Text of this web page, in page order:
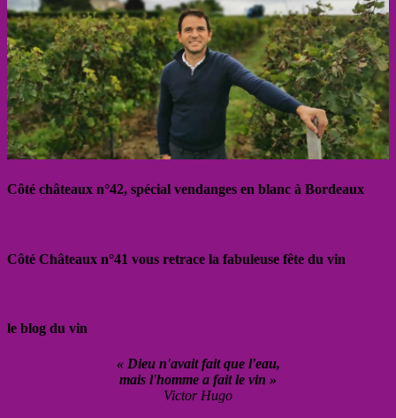
Côté châteaux n°42, spécial vendanges en blanc à Bordeaux
Côté Châteaux n°41 vous retrace la fabuleuse fête du vin
le blog du vin
« Dieu n'avait fait que l'eau,
mais l'homme a fait le vin »
Victor Hugo